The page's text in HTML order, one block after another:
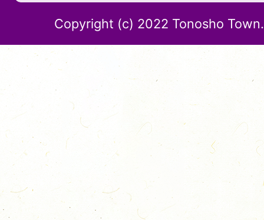
Copyright (c) 2022 Tonosho